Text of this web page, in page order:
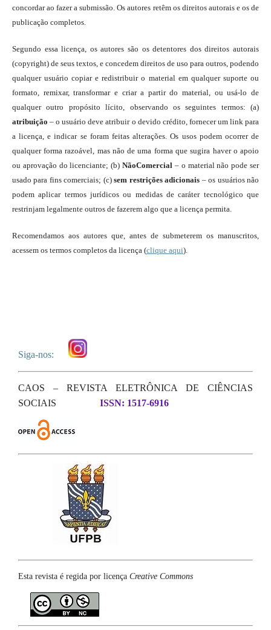
concordar ao fazer a submissão. Os autores retêm os direitos autorais e os de
publicação completos.
Segundo essa licença, os autores são os detentores dos direitos autorais
(copyright) de seus textos, e concedem direitos de uso para outros, podendo
qualquer usuário copiar e redistribuir o material em qualquer suporte ou
formato, remixar, transformar e criar a partir do material, ou usá-lo de
qualquer outro propósito lícito, observando os seguintes termos: (a)
atribuição – o usuário deve atribuir o devido crédito, fornecer um link para
a licença, e indicar se foram feitas alterações. Os usos podem ocorrer de
qualquer forma razoável, mas não de uma forma que sugira haver o apoio
ou aprovação do licenciante; (b)NãoComercial – o material não pode ser
usado para fins comerciais; (c)sem restrições adicionais – os usuários não
podem aplicar termos jurídicos ou medidas de caráter tecnológico que
restrinjam legalmente outros de fazerem algo que a licença permita.
Recomendamos aos autores que, antes de submeterem os manuscritos,
acessem os termos completos da licença (clique aqui).
Siga-nos:
CAOS – REVISTA ELETRÔNICA DE CIÊNCIAS
SOCIAIS
ISSN: 1517-6916
Esta revista é regida por licença Creative Commons